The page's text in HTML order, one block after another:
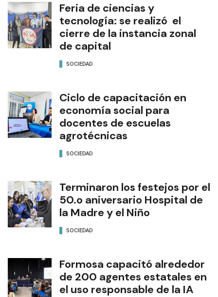
Feria de ciencias y
tecnología: se realizó el
cierre de la instancia zonal
de capital
SOCIEDAD
Ciclo de capacitación en
economía social para
docentes de escuelas
agrotécnicas
SOCIEDAD
Terminaron los festejos por el
50.o aniversario Hospital de
la Madre y el Niño
SOCIEDAD
Formosa capacitó alrededor
de 200 agentes estatales en
el uso responsable de la IA